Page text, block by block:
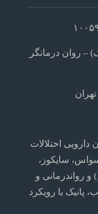
روان درمانگر
دارویی اختلالات
سایکوز،
و رواندرمانی و
با رویکرد